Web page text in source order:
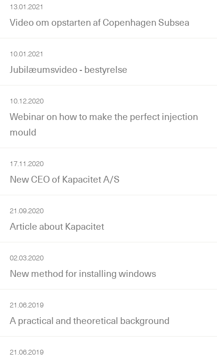
13.01.2021
Video om opstarten af Copenhagen Subsea
10.01.2021
Jubilæumsvideo - bestyrelse
10.12.2020
Webinar on how to make the perfect injection
mould
17.11.2020
New CEO of Kapacitet A/S
21.09.2020
Article about Kapacitet
02.03.2020
New method for installing windows
21.06.2019
A practical and theoretical background
21.06.2019